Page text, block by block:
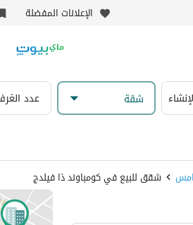
الإعلانات المفضلة
شقة
شقق للبيع في كومباوند ذا فيلدج